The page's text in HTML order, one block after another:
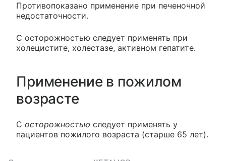
Противопоказано применение при печеночной
недостаточности.
С осторожностью следует применять при
холецистите, холестазе, активном гепатите.
Применение в пожилом
возрасте
С осторожностью следует применять у
пациентов пожилого возраста (старше 65 лет).